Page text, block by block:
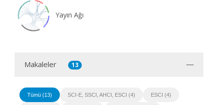
Yayın Ağı
Makaleler 13
Tümü (13) SCI-E, SSCI, AHCI, ESCI (4) ESCI (4)